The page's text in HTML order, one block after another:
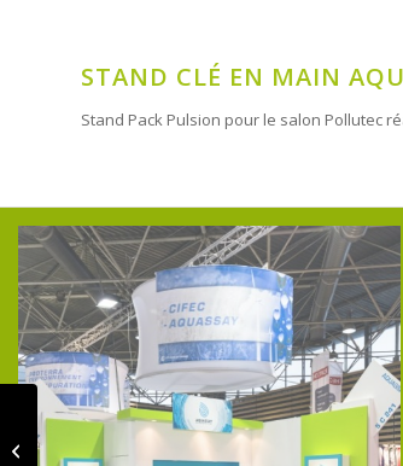
STAND CLÉ EN MAIN
Stand Pack Pulsion pour le salon Pollutec
ZODIAC – Témoignage